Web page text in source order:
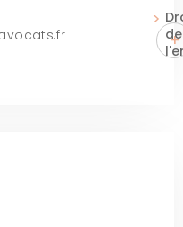
de
+